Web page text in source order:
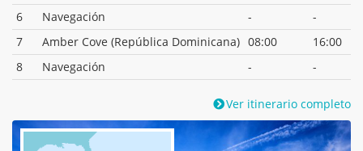
6
Navegación -
-
7
Amber Cove (República Dominicana) 08:00
16:00
8
Navegación - -
Ver itinerario completo